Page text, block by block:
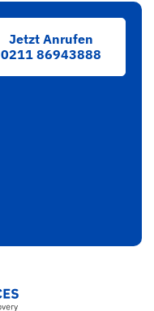
Jetzt Anrufen
0211 86943888